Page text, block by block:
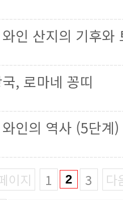
인 산지의 기후와
, 로마네 꽁띠
인의 역사 (5단계)
이지 1 2 3 다